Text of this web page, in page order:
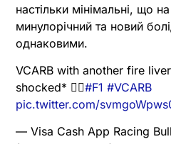
настільки мінімальні, що
минулорічний та новий
однаковими.
VCARB with another fire
shocked* 😮‍💨#F1 #VCARB
pic.twitter.com/
— Visa Cash App Racing